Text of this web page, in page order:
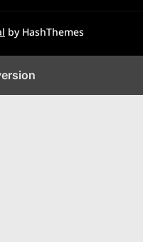
by HashThemes